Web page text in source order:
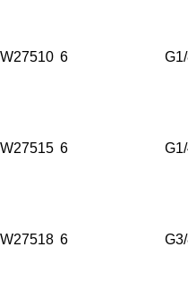
W27510 6
W27515 6
W27518 6